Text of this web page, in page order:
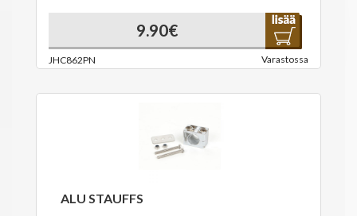
9.90€
JHC862PN Varastossa
ALU STAUFFS